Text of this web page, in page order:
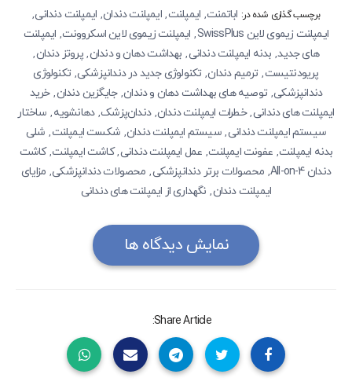
برچسب گذاری شده در: اباتمنت, ایمپلنت,ایمپلنت دندان, ایمپلنت دندانی,
ایمپلنت زیموی لاین SwissPlus , ایمپلنت زیموی لاین اسکروونت, ایمپلنت‌
های جدید, بدنه ایمپلنت دندانی, بهداشت دهان و دندان,پروتز دندان,
پریودنتیست,ترمیم دندان,تکنولوژی جدید در دندانپزشکی,تکنولوژی
دندانپزشکی,توصیه های بهداشت دهان و دندان,جایگزین دندان,خرید
ایمپلنت های دندانی,خطرات ایمپلنت دندان,دندان‌پزشک,دهانشویه, ساختار
سیستم ایمپلنت دندانی,سیستم‌ ایمپلنت دندان, شکست ایمپلنت, شلی
بدنه ایمپلنت, عفونت ایمپلنت, عمل ایمپلنت دندانی,کاشت ایمپلنت,کاشت
دندان All-on-4
, محصولات برتر دندانپزشکی, محصولات دندانپزشکی, مزایای
ایمپلنت دندان, نگهداری از ایمپلنت های دندانی
نمایش دیدگاه ها
Share Article: